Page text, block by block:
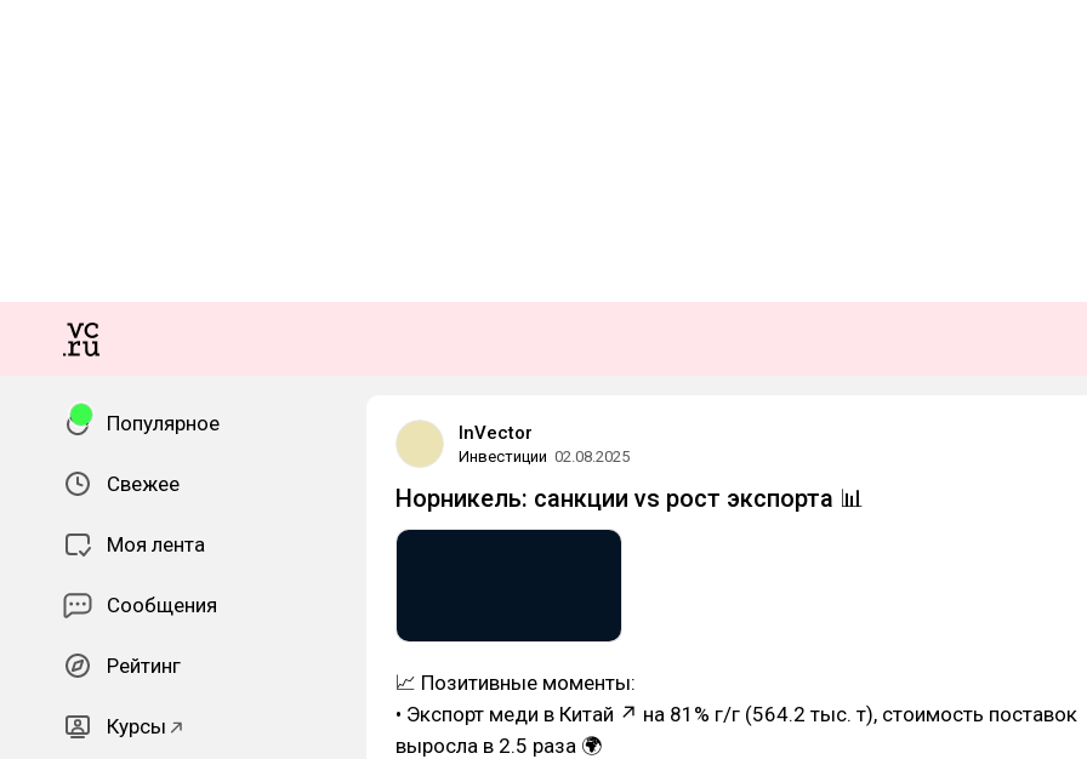
Популярное
Свежее
Моя лента
Сообщения
Рейтинг
Курсы
InVector
Инвестиции 02.08.2025
Норникель: санкции vs рост экспорта 📊
📈 Позитивные моменты:
• Экспорт меди в Китай ↗ на 81% г/г (564.2 тыс. т), стоимость поставок
выросла в 2.5 раза 🌍